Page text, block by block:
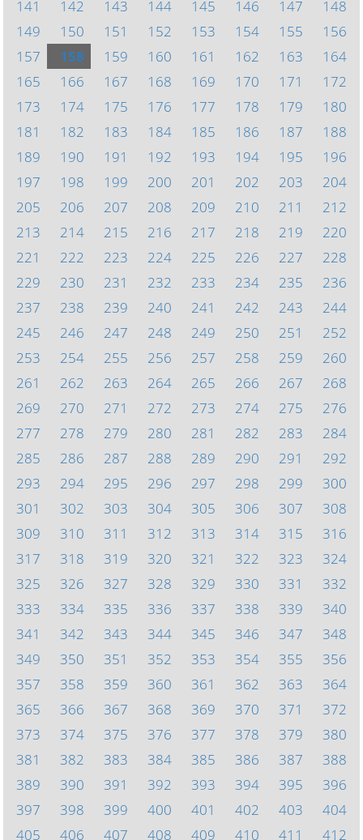
141
142 143 144 145 146 147
148
149
150 151 152 153 154 155
156
157
158 159 160 161 162 163
164
165
166 167 168 169 170 171
172
173
174 175 176 177 178 179
180
181
182 183 184 185 186 187
188
189
190 191 192 193 194 195
196
197
198 199 200 201 202 203
204
205
206 207 208 209 210 211
212
213
214 215 216 217 218 219
220
221
222 223 224 225 226 227
228
229
230 231 232 233 234 235
236
237
238 239 240 241 242 243
244
245
246 247 248 249 250 251
252
253
254 255 256 257 258 259
260
261
262 263 264 265 266 267
268
269
270 271 272 273 274 275
276
277
278 279 280 281 282 283
284
285
286 287 288 289 290 291
292
293
294 295 296 297 298 299
300
301
302 303 304 305 306 307
308
309
310 311 312 313 314 315
316
317
318 319 320 321 322 323
324
325
326 327 328 329 330 331
332
333
334 335 336 337 338 339
340
341
342 343 344 345 346 347
348
349
350 351 352 353 354 355
356
357
358 359 360 361 362 363
364
365
366 367 368 369 370 371
372
373
374 375 376 377 378 379
380
381
382 383 384 385 386 387
388
389
390 391 392 393 394 395
396
397
398 399 400 401 402 403
404
405
406 407 408 409 410 411 412